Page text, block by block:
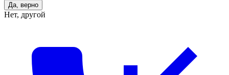
Да, верно
Нет, другой